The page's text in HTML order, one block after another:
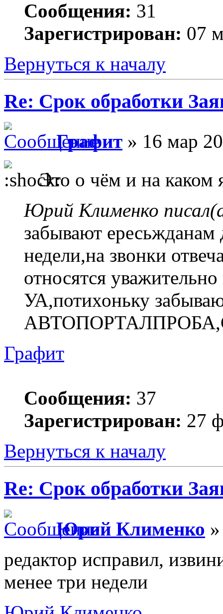
Сообщения: 31
Зарегистрирован: 07
Вернуться к началу
Re: Срок обработки
Графит » 16 мар
Это о чём и на каком
Юрий Клименко
забывают
недели,на звонки
относятся
УА,потихоньку
Графит
Сообщения: 37
Зарегистрирован: 27
Вернуться к началу
Re: Срок обработки
Юрий Клименко
редактор исправил,
менее три недели